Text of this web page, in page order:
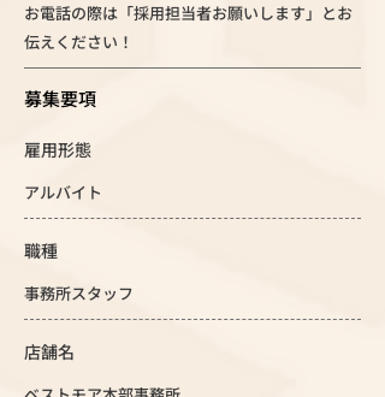
お電話の際は「採用担当者お願いします」とお
伝えください！
募集要項
雇用形態
アルバイト
職種
事務所スタッフ
店舗名